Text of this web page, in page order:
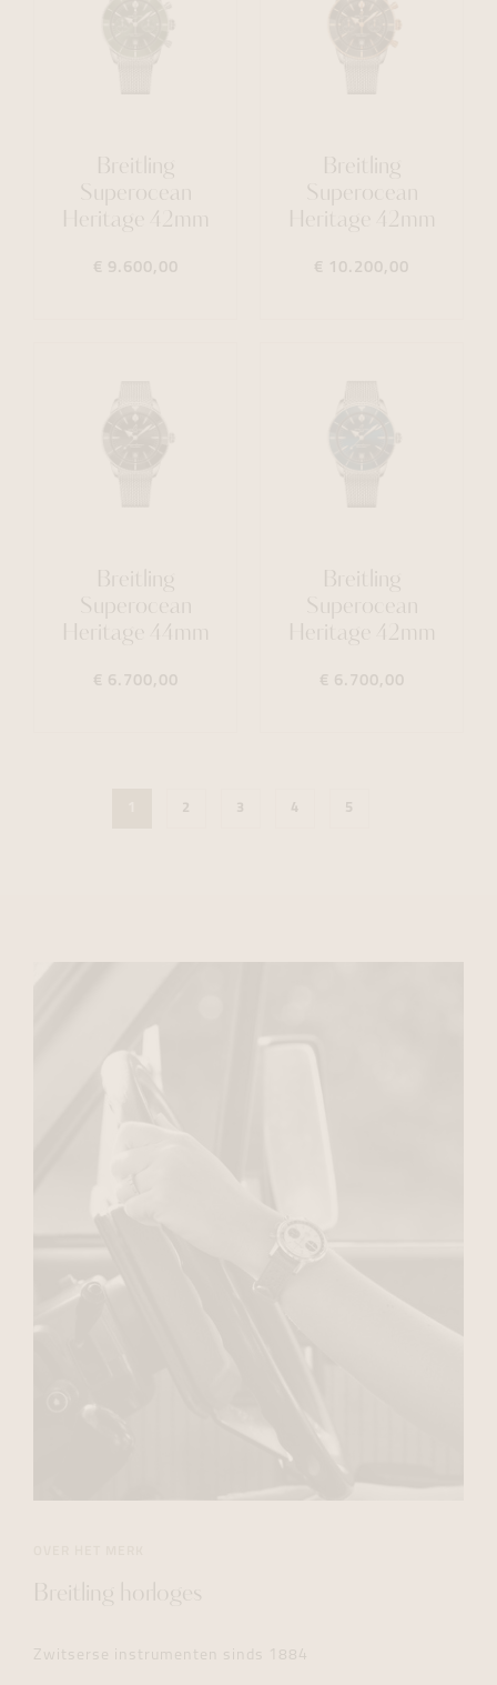
Breitling
Superocean
Heritage 42mm
€ 9.600,00
Breitling
Superocean
Heritage 42mm
€ 10.200,00
Breitling
Superocean
Heritage 44mm
€ 6.700,00
Breitling
Superocean
Heritage 42mm
€ 6.700,00
2 3 4 5
Breitling horloges
Zwitserse instrumenten sinds 1884